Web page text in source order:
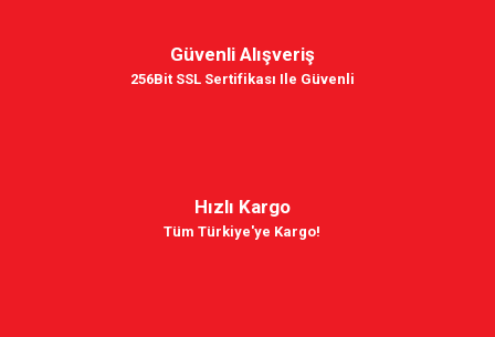
Güvenli Alışveriş
256Bit SSL Sertifikası Ile Güvenli
Hızlı Kargo
Tüm Türkiye'ye Kargo!